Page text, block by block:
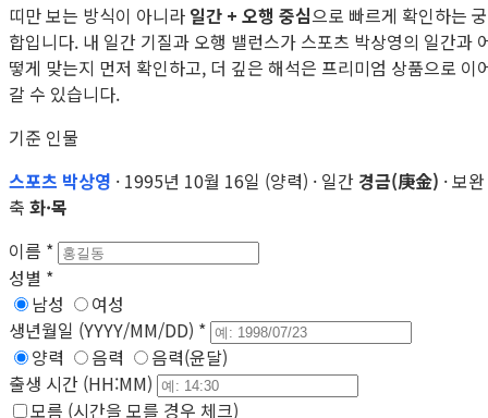
띠만 보는 방식이 아니라 일간 + 오행 중심으로 빠르게 확인하는 궁
합입니다. 내 일간 기질과 오행 밸런스가 스포츠 박상영의 일간과
떻게 맞는지 먼저 확인하고, 더 깊은 해석은 프리미엄 상품으로 이
갈 수 있습니다.
기준 인물
스포츠 박상영 · 1995년 10월 16일 (양력) · 일간 경금(庚金) · 보완
축 화·목
이름 *
성별 *
남성
여성
생년월일 (YYYY/MM/DD) *
양력
음력
음력(윤달)
출생 시간 (HH:MM)
모름 (시간을 모를 경우 체크)